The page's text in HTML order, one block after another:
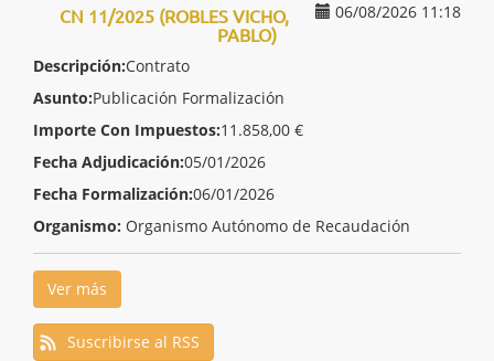
06/08/2026 11:18
CN 11/2025 (ROBLES VICHO,
PABLO)
Descripción:Contrato
Asunto:Publicación Formalización
Importe Con Impuestos:11.858,00 €
Fecha Adjudicación:05/01/2026
Fecha Formalización:06/01/2026
Organismo: Organismo Autónomo de Recaudación
Ver más
Suscribirse al RSS